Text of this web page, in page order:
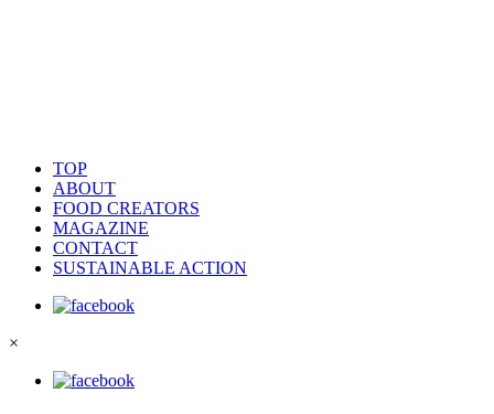
TOP
ABOUT
FOOD CREATORS
MAGAZINE
CONTACT
SUSTAINABLE ACTION
×